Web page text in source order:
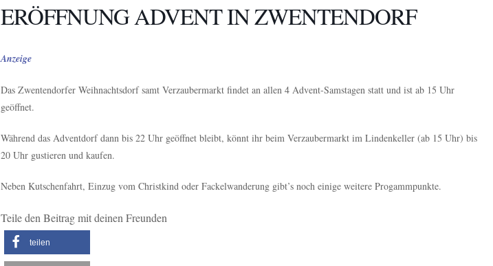
ERÖFFNUNG ADVENT IN ZWENTENDORF
Anzeige
Das Zwentendorfer Weihnachtsdorf samt Verzaubermarkt findet an allen 4 Advent-Samstagen statt und ist ab 15 Uhr
geöffnet.
Während das Adventdorf dann bis 22 Uhr geöffnet bleibt, könnt ihr beim Verzaubermarkt im Lindenkeller (ab 15 Uhr) bis
20 Uhr gustieren und kaufen.
Neben Kutschenfahrt, Einzug vom Christkind oder Fackelwanderung gibt’s noch einige weitere Progammpunkte.
Teile den Beitrag mit deinen Freunden
teilen